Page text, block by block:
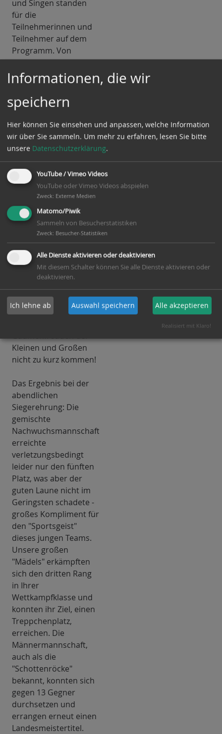
und Singen standen
für die
Teilnehmerinnen und
Teilnehmer auf dem
Programm. Von
morgens um 9.00 bis
abends um 17.00 Uhr
hatten alle
Mannschaften volles
Programm, ebenfalls
wieder in ganz
Braunschweig.
Diejenigen, die zu
Gruppen gehörten
übernahmen dabei
den wichtigen Teil der
"mentalen
Unterstützung", was
bedeutet, dass sie in
der Turnhalle für eine
lautstarke
Unterstützung unserer
Aktiven sorgten. Der
kulinarische
Höhepunkt des Tages
(Kartoffelsuppe à la
Kleinen und Großen
nicht zu kurz kommen!
Das Ergebnis bei der
abendlichen
Siegerehrung: Die
gemischte
Nachwuchsmannschaft
erreichte
verletzungsbedingt
leider nur den fünften
Platz, was aber der
guten Laune nicht im
Geringsten schadete -
großes Kompliment für
den "Sportsgeist"
dieses jungen Teams.
Unsere großen
"Mädels" erkämpften
sich den dritten Rang
in Ihrer
Wettkampfklasse und
konnten ihr Ziel, einen
Treppchenplatz,
erreichen. Die
Männermannschaft,
auch als die
"Schottenröcke"
bekannt, konnten sich
gegen 13 Gegner
durchsetzen und
errangen erneut einen
Landesmeistertitel.
Informationen, die wir
speichern
Hier können Sie einsehen und anpassen, welche Information
wir über Sie sammeln. Um mehr zu erfahren, lesen Sie bitte
unsere Datenschutzerklärung.
YouTube / Vimeo Videos
YouTube oder Vimeo Videos abspielen
Zweck: Externe Medien
Matomo/Piwik
Sammeln von Besucherstatistiken
Zweck: Besucher-Statistiken
Alle Dienste aktivieren oder deaktivieren
Mit diesem Schalter können Sie alle Dienste aktivieren oder
deaktivieren.
Ich lehne ab Auswahl speichern Alle akzeptieren
Realisiert mit Klaro!